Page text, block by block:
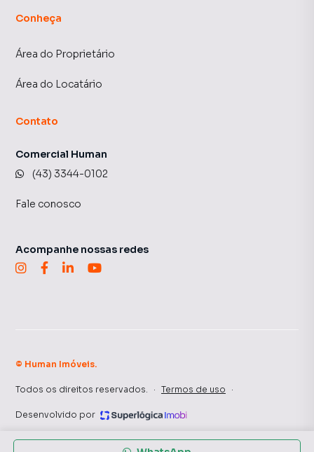
Conheça
Área do Proprietário
Área do Locatário
Contato
Comercial Human
(43) 3344-0102
Fale conosco
Acompanhe nossas redes
© Human Imóveis.
Todos os direitos reservados. · Termos de uso ·
Desenvolvido por